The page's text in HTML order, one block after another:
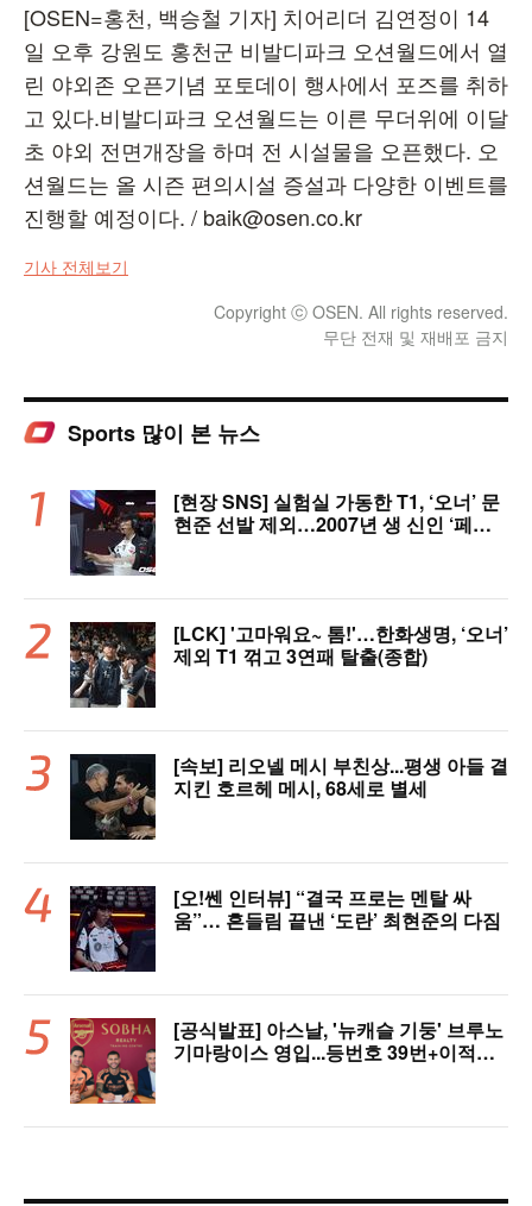
[OSEN=홍천, 백승철 기자] 치어리더 김연정이 14
일 오후 강원도 홍천군 비발디파크 오션월드에서 열
린 야외존 오픈기념 포토데이 행사에서 포즈를 취하
고 있다.비발디파크 오션월드는 이른 무더위에 이달
초 야외 전면개장을 하며 전 시설물을 오픈했다. 오
션월드는 올 시즌 편의시설 증설과 다양한 이벤트를
진행할 예정이다. / baik@osen.co.kr
기사 전체보기
Copyright ⓒ OSEN. All rights reserved.
무단 전재 및 재배포 금지
Sports 많이 본 뉴스
[현장 SNS] 실험실 가동한 T1, ‘오너’ 문
현준 선발 제외…2007년 생 신인 ‘페인
[LCK] '고마워요~ 톰!'…한화생명, ‘오너’
제외 T1 꺾고 3연패 탈출(종합)
[속보] 리오넬 메시 부친상...평생 아들 곁
지킨 호르헤 메시, 68세로 별세
[오!쎈 인터뷰] “결국 프로는 멘탈 싸
움”… 흔들림 끝낸 ‘도란’ 최현준의 다짐
[공식발표] 아스날, '뉴캐슬 기둥' 브루노
기마랑이스 영입...등번호 39번+이적료